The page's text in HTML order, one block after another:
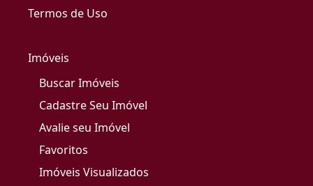
Termos de Uso
Imóveis
Buscar Imóveis
Cadastre Seu Imóvel
Avalie seu Imóvel
Favoritos
Imóveis Visualizados